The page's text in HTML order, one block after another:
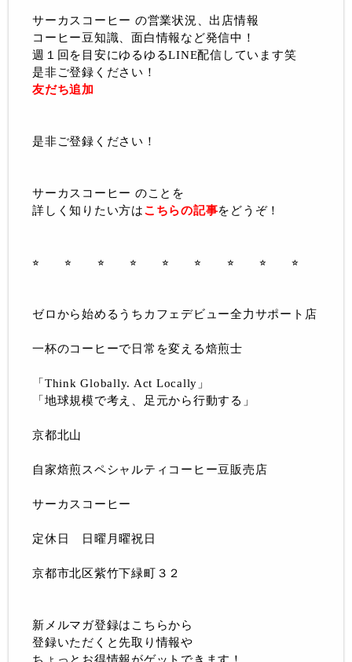
サーカスコーヒー の営業状況、出店情報
コーヒー豆知識、面白情報など発信中！
週１回を目安にゆるゆるLINE配信しています笑
是非ご登録ください！
友だち追加
是非ご登録ください！
サーカスコーヒー のことを
詳しく知りたい方はこちらの記事をどうぞ！
⭐︎ ⭐︎ ⭐︎ ⭐︎ ⭐︎ ⭐︎ ⭐︎ ⭐︎ ⭐︎
ゼロから始めるうちカフェデビュー全力サポート店
一杯のコーヒーで日常を変える焙煎士
「Think Globally. Act Locally」
「地球規模で考え、足元から行動する」
京都北山
自家焙煎スペシャルティコーヒー豆販売店
サーカスコーヒー
定休日 日曜月曜祝日
京都市北区紫竹下緑町３２
新メルマガ登録はこちらから
登録いただくと先取り情報や
ちょっとお得情報がゲットできます！